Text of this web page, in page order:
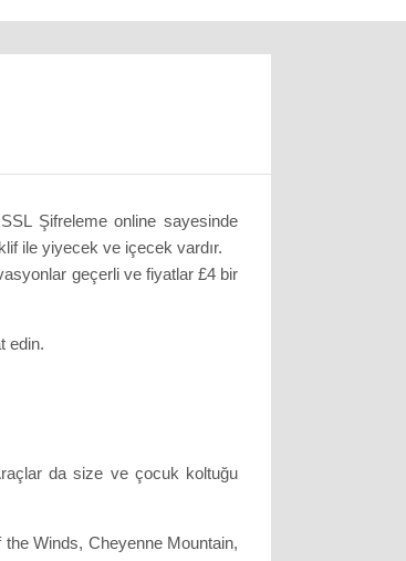
Şifreleme online sayesinde
ile yiyecek ve içecek vardır.
geçerli ve fiyatlar £4 bir
edin.
da size ve çocuk koltuğu
Winds, Cheyenne Mountain,